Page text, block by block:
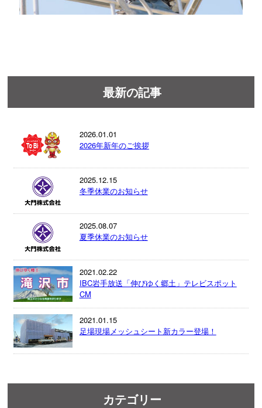
最新の記事
2026.01.01
2026年新年のご挨拶
2025.12.15
冬季休業のお知らせ
2025.08.07
夏季休業のお知らせ
2021.02.22
IBC岩手放送「伸びゆく郷土」テレビスポット
CM
2021.01.15
足場現場メッシュシート新カラー登場！
カテゴリー